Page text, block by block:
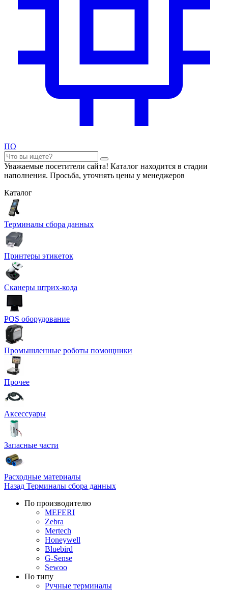
ПО
Уважаемые посетители сайта! Каталог находится в стадии
наполнения. Просьба, уточнять цены у менеджеров
Каталог
Терминалы сбора данных
Принтеры этикеток
Сканеры штрих-кода
POS оборудование
Промышленные роботы помощники
Прочее
Аксессуары
Запасные части
Расходные материалы
Назад Терминалы сбора данных
По производителю
MEFERI
Zebra
Mertech
Honeywell
Bluebird
G-Sense
Sewoo
По типу
Ручные терминалы